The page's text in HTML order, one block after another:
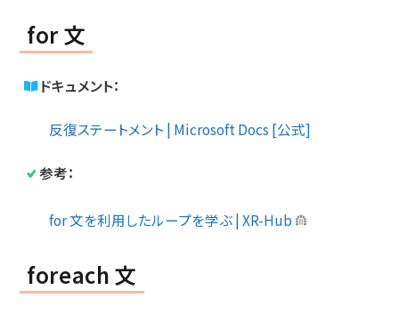
for 文
ドキュメント：
反復ステートメント | Microsoft Docs [公式]
参考：
for 文を利用したループを学ぶ | XR-Hub
foreach 文